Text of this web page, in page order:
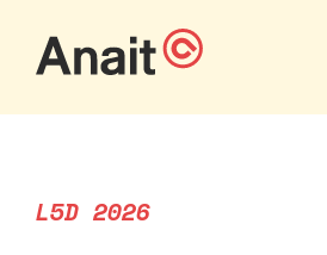
L5D 2026